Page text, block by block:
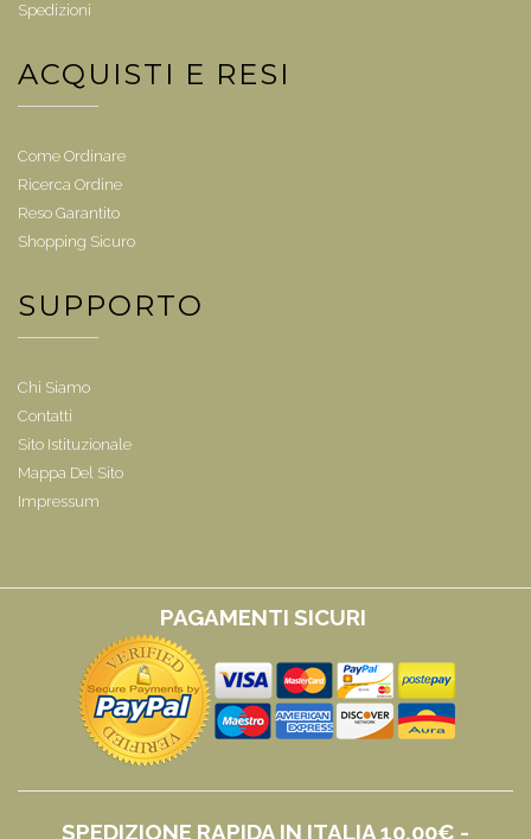
Spedizioni
ACQUISTI E RESI
Come Ordinare
Ricerca Ordine
Reso Garantito
Shopping Sicuro
SUPPORTO
Chi Siamo
Contatti
Sito Istituzionale
Mappa Del Sito
Impressum
PAGAMENTI SICURI
SPEDIZIONE RAPIDA IN ITALIA 10,00€ -